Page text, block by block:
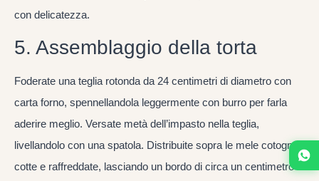
con delicatezza.
5. Assemblaggio della torta
Foderate una teglia rotonda da 24 centimetri di diametro con
carta forno, spennellandola leggermente con burro per farla
aderire meglio. Versate metà dell’impasto nella teglia,
livellandolo con una spatola. Distribuite sopra le mele cotogne
cotte e raffreddate, lasciando un bordo di circa un centimetro